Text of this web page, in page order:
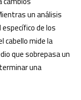
un análisis
de los
cabello mide la
que sobrepasa un
una